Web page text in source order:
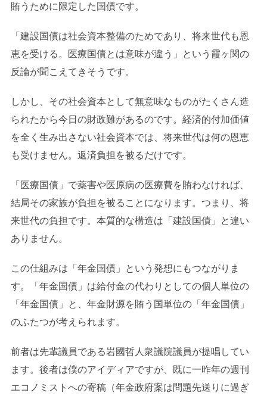
賄うために限定した国債です。
「建設国債は社会資本整備のためであり、将来世代も恩
恵を受ける。医療国債とは意味が違う」という霞ヶ関の
反論が聞こえてきそうです。
しかし、その社会資本として無意味なものがたくさん造
られたから今日の財政難があるのです。経済的付加価値
を全く生み出さない社会資本では、将来世代は何の恩恵
も受けません。返済負担を被るだけです。
「医療国債」で薬害や医原病の医療費を賄わなければ、
結局その家族が負担を被ることになります。つまり、将
来世代の負担です。本質的な構造は「建設国債」と違い
ありません。
この仕組みは「年金国債」という発想にもつながりま
す。「年金国債」は給付金の代わりとしての個人単位の
「年金国債」と、年金財源を賄う国単位の「年金国債」
のふたつが考えられます。
前者は先輩議員である岩國哲人衆議院議員が提唱してい
ます。後者は僕のアイディアですが、既に一昨年の週刊
エコノミストへの寄稿（年金政府案は問題先送りに過ぎ